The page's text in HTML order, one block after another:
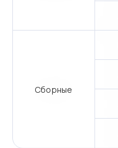
Сборные